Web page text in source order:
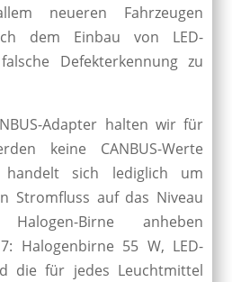
neueren Fahrzeugen
dem Einbau von LED-
Defekterkennung zu
Adapter halten wir für
keine CANBUS-Werte
sich lediglich um
Stromfluss auf das Niveau
Birne anheben
Halogenbirne 55 W, LED-
die für jedes Leuchtmittel